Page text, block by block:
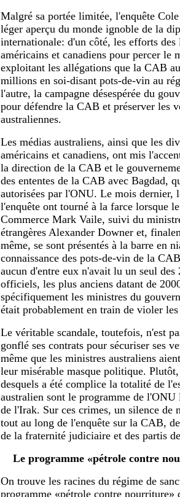
Malgré sa portée limitée, l'enquête
léger aperçu du monde ignoble de la
internationale: d'un côté, les efforts des
américains et canadiens pour percer le
exploitant les allégations que la CAB
millions en soi-disant pots-de-vin au
l'autre, la campagne désespérée du
pour défendre la CAB et préserver les
australiennes.
Les médias australiens, ainsi que les
américains et canadiens, ont mis
la direction de la CAB et le
des ententes de la CAB avec Bagdad,
autorisées par l'ONU. Le mois dernier,
l'enquête ont tourné à la farce lorsque
Commerce Mark Vaile, suivi du
étrangères Alexander Downer et,
même, se sont présentés à la barre en
connaissance des pots-de-vin de la
aucun d'entre eux n'avait lu un seul des
officiels, les plus anciens datant de
spécifiquement les ministres du
était probablement en train de violer
Le véritable scandale, toutefois, n'est
gonflé ses contrats pour sécuriser ses
même que les ministres australiens
leur misérable masque politique.
desquels a été complice la totalité de
australien sont le programme de
de l'Irak. Sur ces crimes, un silence de
tout au long de l'enquête sur la CAB,
de la fraternité judiciaire et des partis
Le programme «pétrole contre
On trouve les racines du régime de
programme «pétrole contre nourriture»